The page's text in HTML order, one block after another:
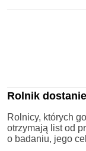
Rolnik
Rolnicy, których
otrzymają list od
o badaniu, jego